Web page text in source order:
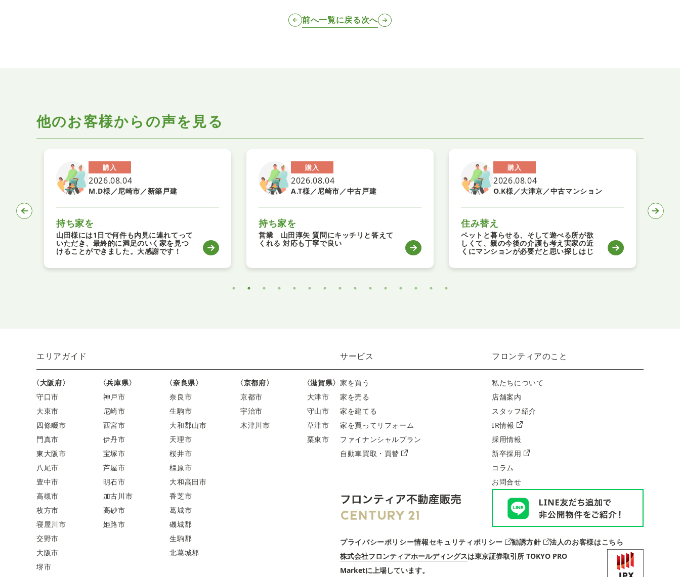
前へ一覧に戻る次へ
他のお客様からの声を見る
購入
2026.08.04
M.D様／尼崎市／新築戸建
持ち家を
山田様には1日で何件も内見に連れてって
いただき、最終的に満足のいく家を見つ
けることができました。大感謝です！
購入
2026.08.04
A.T様／尼崎市／中古戸建
持ち家を
営業 山田淳矢 質問にキッチリと答えて
くれる 対応も丁寧で良い
購入
2026.08.04
O.K様／大津京／中古マンション
住み替え
ペットと暮らせる、そして遊べる所が欲
しくて、親の今後の介護も考え実家の近
くにマンションが必要だと思い探しはじ
いろいろと話をきいてくださりこれから
エリアガイド
〈大阪府〉
守口市
大東市
四條畷市
門真市
東大阪市
八尾市
豊中市
高槻市
枚方市
寝屋川市
交野市
大阪市
堺市
〈兵庫県〉
神戸市
尼崎市
西宮市
伊丹市
宝塚市
芦屋市
明石市
加古川市
高砂市
姫路市
〈奈良県〉
奈良市
生駒市
大和郡山市
天理市
桜井市
橿原市
大和高田市
香芝市
葛城市
磯城郡
生駒郡
北葛城郡
〈京都府〉
京都市
宇治市
木津川市
〈滋賀県〉
大津市
守山市
草津市
栗東市
サービス
家を買う
家を売る
家を建てる
家を買ってリフォーム
ファイナンシャルプラン
自動車買取・買替
フロンティアのこと
私たちについて
店舗案内
スタッフ紹介
IR情報
採用情報
新卒採用
コラム
お問合せ
プライバシーポリシー情報セキュリティポリシー 勧誘方針
法人のお客様はこちら
株式会社フロンティアホールディングスは東京証券取引所 TOKYO PRO
Marketに上場しています。